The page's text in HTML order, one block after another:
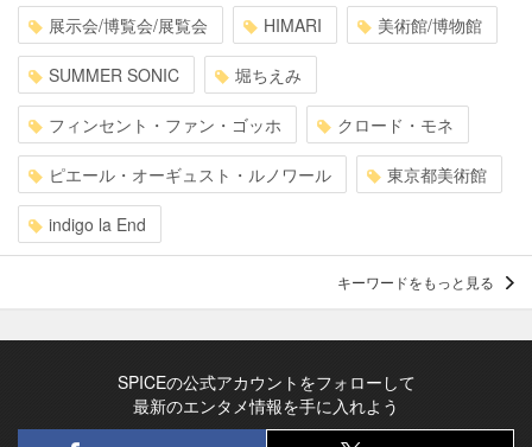
展示会/博覧会/展覧会 HIMARI 美術館/博物館
SUMMER SONIC 堀ちえみ
フィンセント・ファン・ゴッホ クロード・モネ
ピエール・オーギュスト・ルノワール 東京都美術館
indigo la End
キーワードをもっと見る
SPICEの公式アカウントをフォローして
最新のエンタメ情報を手に入れよう